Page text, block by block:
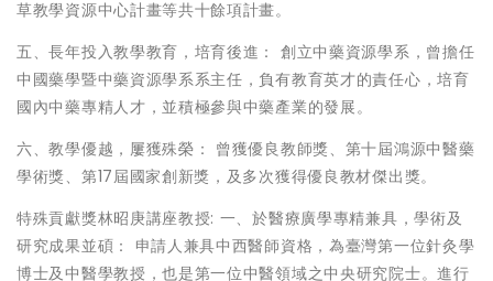
草教學資源中心計畫等共十餘項計畫。
五、長年投入教學教育，培育後進： 創立中藥資源學系，曾擔任
中國藥學暨中藥資源學系系主任，負有教育英才的責任心，培育
國內中藥專精人才，並積極參與中藥產業的發展。
六、教學優越，屢獲殊榮： 曾獲優良教師獎、第十屆鴻源中醫藥
學術獎、第17屆國家創新獎，及多次獲得優良教材傑出獎。
特殊貢獻獎林昭庚講座教授: 一、於醫療廣學專精兼具，學術及
研究成果並碩： 申請人兼具中西醫師資格，為臺灣第一位針灸學
博士及中醫學教授，也是第一位中醫領域之中央研究院士。進行